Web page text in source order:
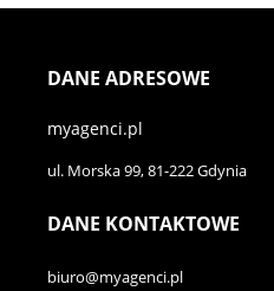
DANE ADRESOWE
myagenci.pl
ul. Morska 99, 81-222 Gdynia
DANE KONTAKTOWE
biuro@myagenci.pl